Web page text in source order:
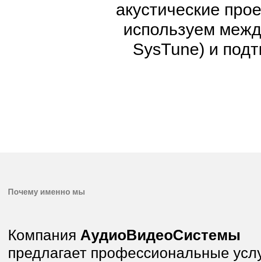
акустические
используем
SysTune) и
Почему именно мы
Компания АудиоВидеоСистемы
предлагает профессиональные